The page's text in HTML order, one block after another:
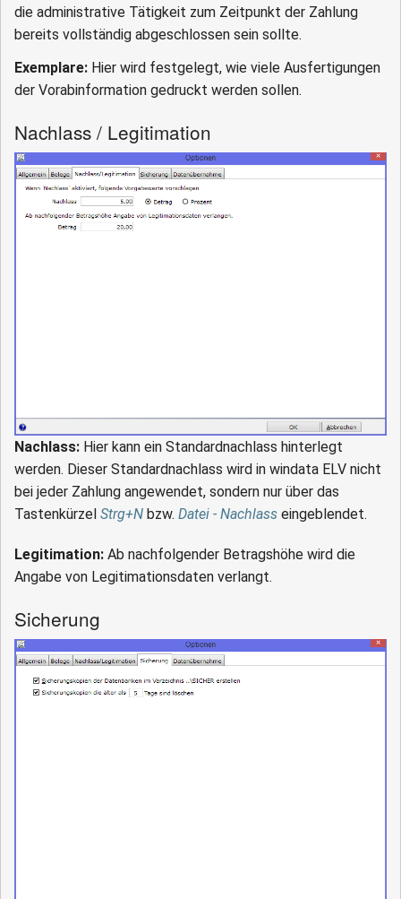
die administrative Tätigkeit zum Zeitpunkt der Zahlung
bereits vollständig abgeschlossen sein sollte.
Exemplare: Hier wird festgelegt, wie viele Ausfertigungen
der Vorabinformation gedruckt werden sollen.
Nachlass / Legitimation
Nachlass: Hier kann ein Standardnachlass hinterlegt
werden. Dieser Standardnachlass wird in windata ELV nicht
bei jeder Zahlung angewendet, sondern nur über das
Tastenkürzel Strg+N bzw. Datei - Nachlass eingeblendet.
Legitimation: Ab nachfolgender Betragshöhe wird die
Angabe von Legitimationsdaten verlangt.
Sicherung